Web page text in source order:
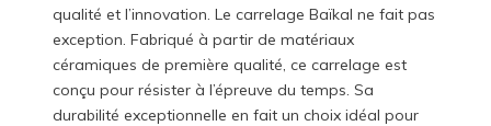
qualité et l’innovation. Le carrelage Baïkal ne fait pas
exception. Fabriqué à partir de matériaux
céramiques de première qualité, ce carrelage est
conçu pour résister à l’épreuve du temps. Sa
durabilité exceptionnelle en fait un choix idéal pour